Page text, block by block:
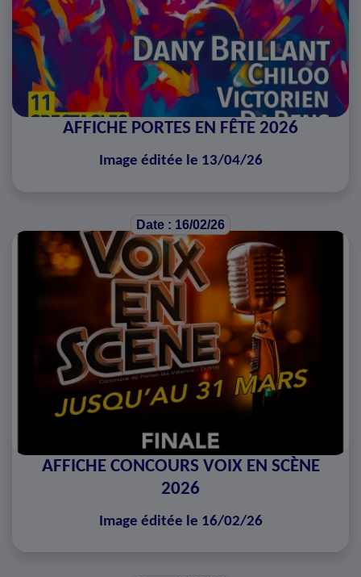
AFFICHE PORTES EN FÊTE 2026
Image éditée le 13/04/26
Date : 16/02/26
AFFICHE CONCOURS VOIX EN SCÈNE
2026
Image éditée le 16/02/26